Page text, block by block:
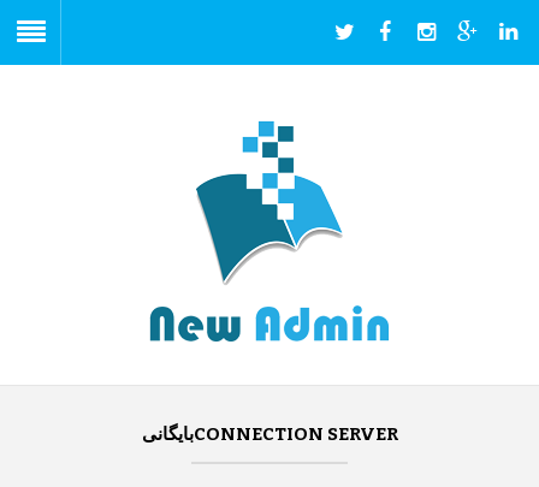
CONNECTION SERVERبایگانی